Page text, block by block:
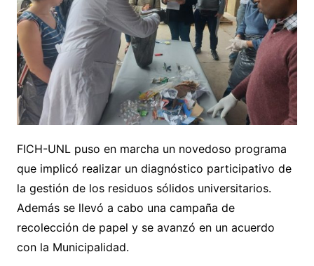
FICH-UNL puso en marcha un novedoso programa
que implicó realizar un diagnóstico participativo de
la gestión de los residuos sólidos universitarios.
Además se llevó a cabo una campaña de
recolección de papel y se avanzó en un acuerdo
con la Municipalidad.